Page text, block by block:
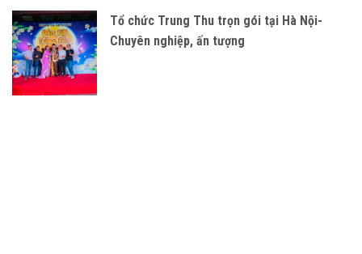
Tổ chức Trung Thu trọn gói tại Hà Nội-
Chuyên nghiệp, ấn tượng